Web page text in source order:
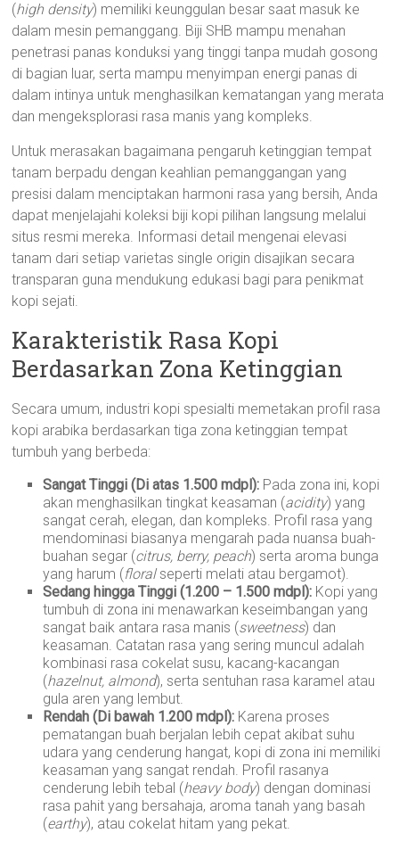
(high density) memiliki keunggulan besar saat masuk ke
dalam mesin pemanggang. Biji SHB mampu menahan
penetrasi panas konduksi yang tinggi tanpa mudah gosong
di bagian luar, serta mampu menyimpan energi panas di
dalam intinya untuk menghasilkan kematangan yang merata
dan mengeksplorasi rasa manis yang kompleks.
Untuk merasakan bagaimana pengaruh ketinggian tempat
tanam berpadu dengan keahlian pemanggangan yang
presisi dalam menciptakan harmoni rasa yang bersih, Anda
dapat menjelajahi koleksi biji kopi pilihan langsung melalui
situs resmi mereka. Informasi detail mengenai elevasi
tanam dari setiap varietas single origin disajikan secara
transparan guna mendukung edukasi bagi para penikmat
kopi sejati.
Karakteristik Rasa Kopi
Berdasarkan Zona Ketinggian
Secara umum, industri kopi spesialti memetakan profil rasa
kopi arabika berdasarkan tiga zona ketinggian tempat
tumbuh yang berbeda:
Sangat Tinggi (Di atas 1.500 mdpl): Pada zona ini, kopi
akan menghasilkan tingkat keasaman (acidity) yang
sangat cerah, elegan, dan kompleks. Profil rasa yang
mendominasi biasanya mengarah pada nuansa buah-
buahan segar (citrus, berry, peach) serta aroma bunga
yang harum (floralseperti melati atau bergamot).
Sedang hingga Tinggi (1.200 – 1.500 mdpl): Kopi yang
tumbuh di zona ini menawarkan keseimbangan yang
sangat baik antara rasa manis (sweetness) dan
keasaman. Catatan rasa yang sering muncul adalah
kombinasi rasa cokelat susu, kacang-kacangan
(hazelnut, almond), serta sentuhan rasa karamel atau
gula aren yang lembut.
Rendah (Di bawah 1.200 mdpl): Karena proses
pematangan buah berjalan lebih cepat akibat suhu
udara yang cenderung hangat, kopi di zona ini memiliki
keasaman yang sangat rendah. Profil rasanya
cenderung lebih tebal (heavy body) dengan dominasi
rasa pahit yang bersahaja, aroma tanah yang basah
(earthy), atau cokelat hitam yang pekat.